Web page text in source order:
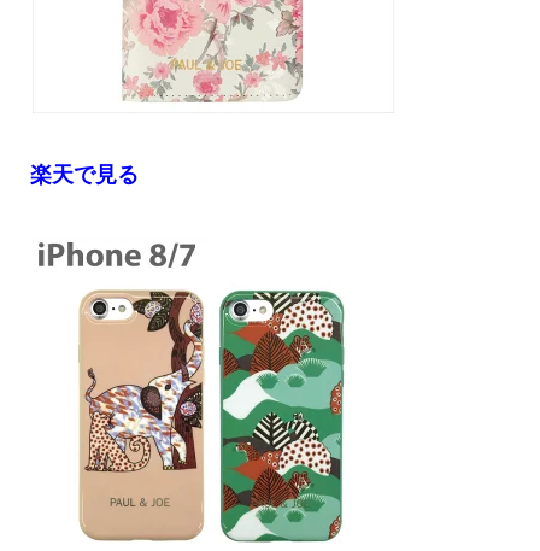
楽天で見る